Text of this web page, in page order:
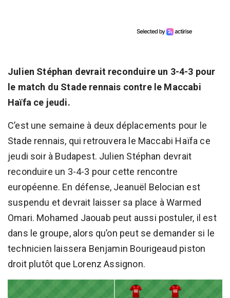
Julien Stéphan devrait reconduire un 3-4-3 pour
le match du Stade rennais contre le Maccabi
Haïfa ce jeudi.
C’est une semaine à deux déplacements pour le
Stade rennais, qui retrouvera le Maccabi Haïfa ce
jeudi soir à Budapest. Julien Stéphan devrait
reconduire un 3-4-3 pour cette rencontre
européenne. En défense, Jeanuël Belocian est
suspendu et devrait laisser sa place à Warmed
Omari. Mohamed Jaouab peut aussi postuler, il est
dans le groupe, alors qu’on peut se demander si le
technicien laissera Benjamin Bourigeaud piston
droit plutôt que Lorenz Assignon.